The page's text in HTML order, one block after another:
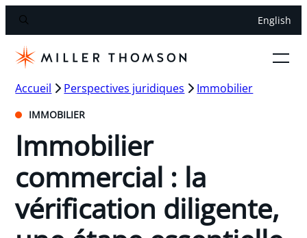
English
Accueil Perspectives juridiques Immobilier
IMMOBILIER
Immobilier
commercial : la
vérification diligente,